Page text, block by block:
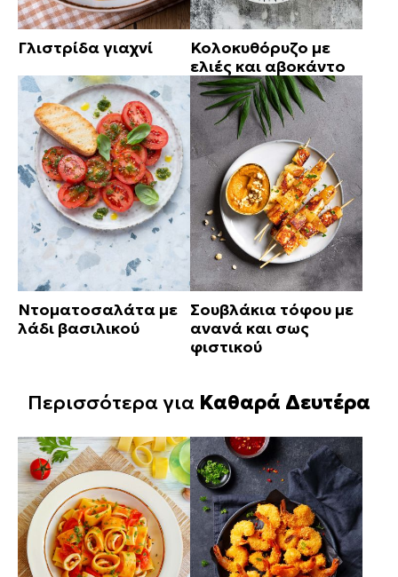
Γλιστρίδα γιαχνί
Κολοκυθόρυζο με
ελιές και αβοκάντο
Ντοματοσαλάτα με
λάδι βασιλικού
Σουβλάκια τόφου με
ανανά και σως
φιστικού
Περισσότερα για Καθαρά Δευτέρα